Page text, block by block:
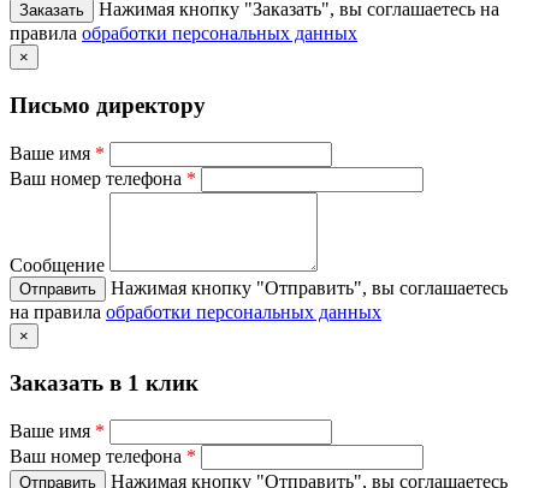
Нажимая кнопку "Заказать", вы соглашаетесь на
правила обработки персональных данных
×
Письмо директору
Ваше имя *
Ваш номер телефона *
Сообщение
Нажимая кнопку "Отправить", вы соглашаетесь
на правила обработки персональных данных
×
Заказать в 1 клик
Ваше имя *
Ваш номер телефона *
Нажимая кнопку "Отправить", вы соглашаетесь